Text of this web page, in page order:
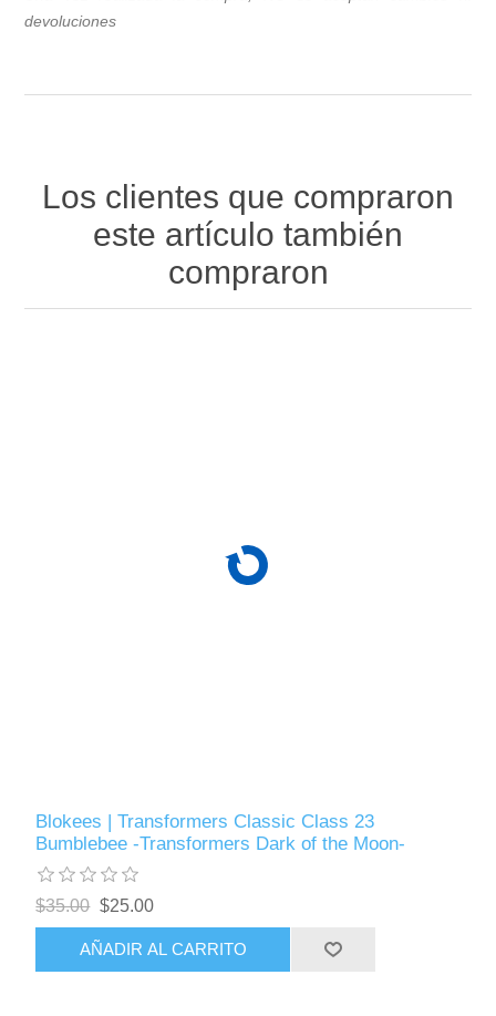
devoluciones
Los clientes que compraron
este artículo también
compraron
Blokees | Transformers Classic Class 23
Bumblebee -Transformers Dark of the Moon-
$35.00 $25.00
AÑADIR AL CARRITO